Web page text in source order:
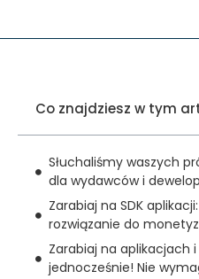
Co znajdziesz w tym
Słuchaliśmy waszych
dla wydawców i
Zarabiaj na SDK
rozwiązanie do
Zarabiaj na
jednocześnie! Nie